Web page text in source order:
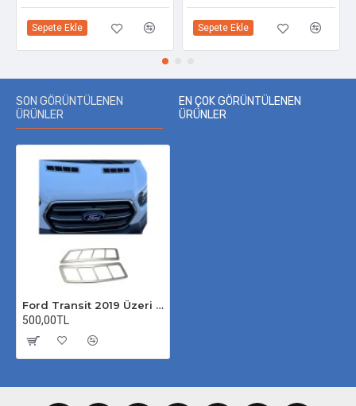
Sepete Ekle Sepete Ekle
SON GÖRÜNTÜLENEN
ÜRÜNLER
EN ÇOK GÖRÜNTÜLENEN
ÜRÜNLER
Ford Transit 2019 Üzeri Krom Havalandırma Izgarası 2 Parça Paslanmaz Çelik
500,00TL